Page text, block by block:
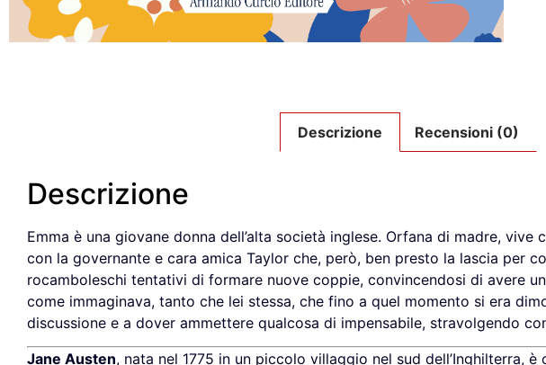
Descrizione Recensioni (0)
Descrizione
Emma è una giovane donna dell’alta società inglese. Orfana di madre,
con la governante e cara amica Taylor che, però, ben presto la lascia per
rocamboleschi tentativi di formare nuove coppie, convincendosi di avere
come immaginava, tanto che lei stessa, che fino a quel momento si era
discussione e a dover ammettere qualcosa di impensabile, stravolgendo
Jane Austen, nata nel 1775 in un piccolo villaggio nel sud dell’Inghilterra,